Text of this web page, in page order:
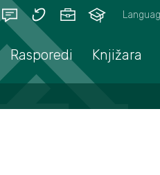
Rasporedi Knjižara